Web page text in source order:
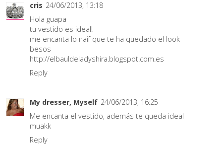
cris 24/06/2013, 13:18
Hola guapa
tu vestido es ideal!
me encanta lo naif que te ha quedado el look
besos
http://elbauldeladyshira.blogspot.com.es
Reply
My dresser, Myself 24/06/2013, 16:25
Me encanta el vestido, además te queda ideal
muakk
Reply